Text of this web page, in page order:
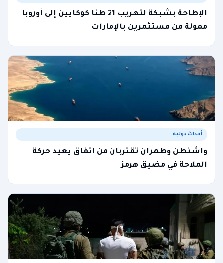
الإطاحة بشبكة لتهريب 21 طنا كوكايين إلى أوروبا
ممولة من مستثمرين بالإمارات
أحداث دولية
واشنطن وطهران تقتربان من اتفاق يعيد حركة
الملاحة في مضيق هرمز